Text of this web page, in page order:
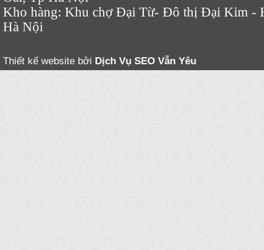
Kho hàng: Khu chợ Đại Từ- Đô thị Đại Kim -
Hà Nội
Thiết kế website bởi Dịch Vụ SEO Vẫn Yêu